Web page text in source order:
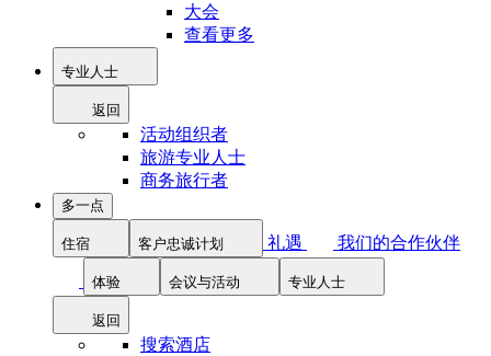
大会
查看更多
专业人士
返回
活动组织者
旅游专业人士
商务旅行者
多一点
住宿 客户忠诚计划 礼遇 我们的合作伙伴
体验 会议与活动 专业人士
返回
搜索酒店